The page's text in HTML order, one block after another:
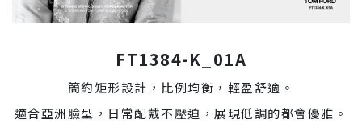
FT1384-K_01A
簡約矩形設計，比例均衡，輕盈舒適。
適合亞洲臉型，日常配戴不壓迫，展現低調的都會優雅。